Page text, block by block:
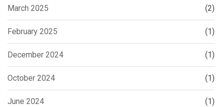
March 2025 (2)
February 2025 (1)
December 2024 (1)
October 2024 (1)
June 2024 (1)